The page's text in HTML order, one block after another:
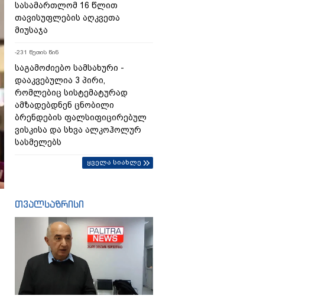
სასამართლომ 16 წლით
თავისუფლების აღკვეთა
მიუსაჯა
-231 წუთის წინ
საგამოძიებო სამსახური -
დააკვებულია 3 პირი,
რომლებიც სისტემატურად
ამზადებდნენ ცნობილი
ბრენდების ფალსიფიცირებულ
ვისკისა და სხვა ალკოჰოლურ
სასმელებს
ყველა სიახლე
თვალსაზრისი